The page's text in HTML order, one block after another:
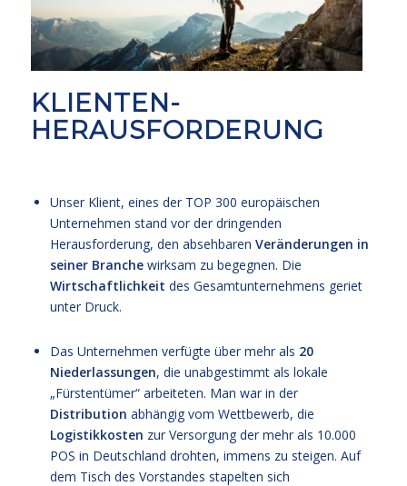
KLIENTEN-
HERAUSFORDERUNG
Unser Klient, eines der TOP 300 europäischen
Unternehmen stand vor der dringenden
Herausforderung, den absehbaren Veränderungen in
seiner Branchewirksam zu begegnen. Die
Wirtschaftlichkeit des Gesamtunternehmens geriet
unter Druck.
Das Unternehmen verfügte über mehr als 20
Niederlassungen, die unabgestimmt als lokale
„Fürstentümer“ arbeiteten. Man war in der
Distribution abhängig vom Wettbewerb, die
Logistikkosten zur Versorgung der mehr als 10.000
POS in Deutschland drohten, immens zu steigen. Auf
dem Tisch des Vorstandes stapelten sich